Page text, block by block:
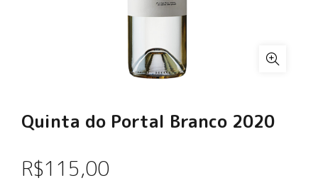
Quinta do Portal Branco 2020
R$115,00